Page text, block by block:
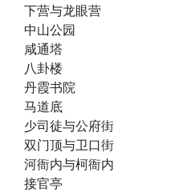
下营与龙眼营
中山公园
咸通塔
八卦楼
丹霞书院
马道底
少司徒与公府街
双门顶与卫口街
河衙内与柯衙内
接官亭